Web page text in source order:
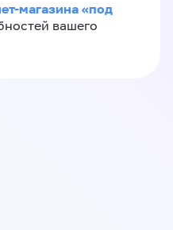
магазина «под
вашего